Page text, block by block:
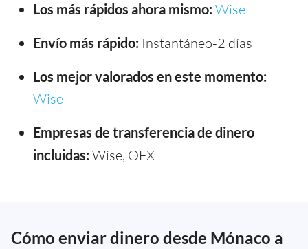
Los más rápidos ahora mismo: Wise
Envío más rápido: Instantáneo-2 días
Los mejor valorados en este momento:
Wise
Empresas de transferencia de dinero
incluidas: Wise, OFX
Cómo enviar dinero desde Mónaco a